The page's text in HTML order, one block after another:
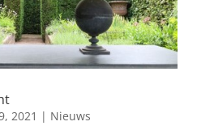
2021 | Nieuws